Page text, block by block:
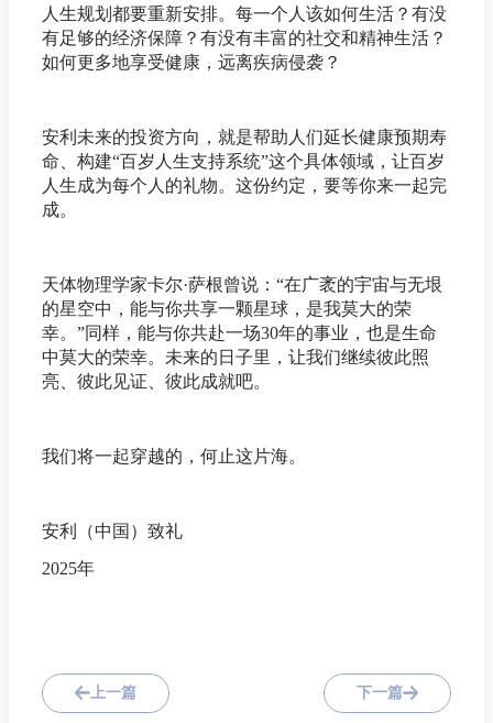
人生规划都要重新安排。每一个人该如何生活？有没
有足够的经济保障？有没有丰富的社交和精神生活？
如何更多地享受健康，远离疾病侵袭？
安利未来的投资方向，就是帮助人们延长健康预期寿
命、构建“百岁人生支持系统”这个具体领域，让百岁
人生成为每个人的礼物。这份约定，要等你来一起完
成。
天体物理学家卡尔·萨根曾说：“在广袤的宇宙与无垠
的星空中，能与你共享一颗星球，是我莫大的荣
幸。”同样，能与你共赴一场30年的事业，也是生命
中莫大的荣幸。未来的日子里，让我们继续彼此照
亮、彼此见证、彼此成就吧。
我们将一起穿越的，何止这片海。
安利（中国）致礼
2025年
上一篇 下一篇